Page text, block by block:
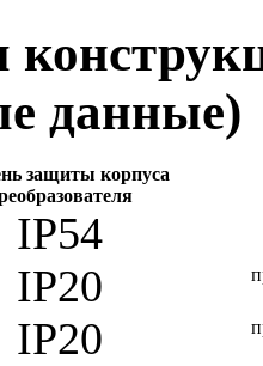
данные)
защиты корпуса
IP54
IP20
IP20